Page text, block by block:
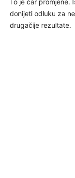
donijeti odluku za
drugačije rezultate.